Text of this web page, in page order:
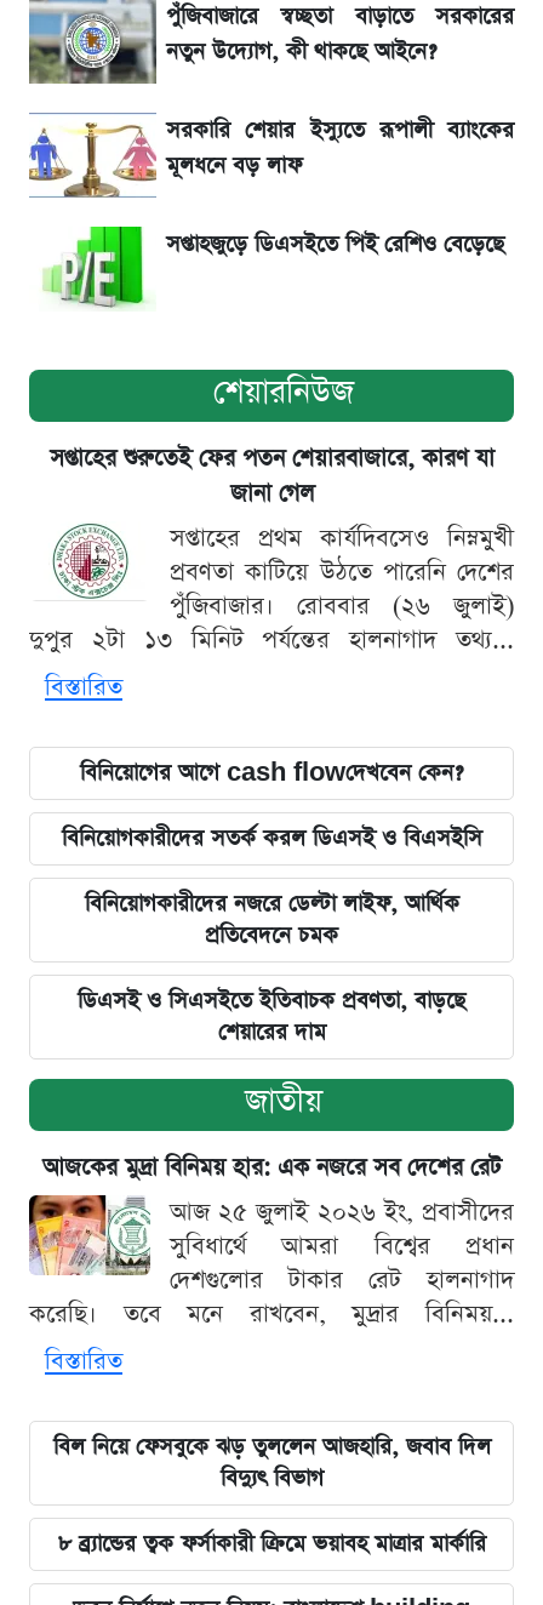
Diego Simeone নতুন চ্যালেঞ্জ প্রস্তুতিতে
অ্যাটলেটিকো
বিনিয়োগের আগে cash flowদেখবেন কেন?
পুঁজিবাজারে স্বচ্ছতা বাড়াতে সরকারের
নতুন উদ্যোগ, কী থাকছে আইনে?
সরকারি শেয়ার ইস্যুতে রূপালী ব্যাংকের
মূলধনে বড় লাফ
সপ্তাহজুড়ে ডিএসইতে পিই রেশিও বেড়েছে
শেয়ারনিউজ
সপ্তাহের শুরুতেই ফের পতন শেয়ারবাজারে, কারণ যা
জানা গেল
সপ্তাহের প্রথম কার্যদিবসেও নিম্নমুখী
প্রবণতা কাটিয়ে উঠতে পারেনি দেশের
পুঁজিবাজার। রোববার (২৬ জুলাই)
দুপুর ২টা ১৩ মিনিট পর্যন্তের হালনাগাদ তথ্য...
বিস্তারিত
বিনিয়োগের আগে cash flowদেখবেন কেন?
বিনিয়োগকারীদের সতর্ক করল ডিএসই ও বিএসইসি
বিনিয়োগকারীদের নজরে ডেল্টা লাইফ, আর্থিক
প্রতিবেদনে চমক
ডিএসই ও সিএসইতে ইতিবাচক প্রবণতা, বাড়ছে
শেয়ারের দাম
জাতীয়
আজকের মুদ্রা বিনিময় হার: এক নজরে সব দেশের রেট
আজ ২৫ জুলাই ২০২৬ ইং, প্রবাসীদের
সুবিধার্থে আমরা বিশ্বের প্রধান
দেশগুলোর টাকার রেট হালনাগাদ
করেছি। তবে মনে রাখবেন, মুদ্রার বিনিময়...
বিস্তারিত
বিল নিয়ে ফেসবুকে ঝড় তুললেন আজহারি, জবাব দিল
বিদ্যুৎ বিভাগ
৮ ব্র্যান্ডের ত্বক ফর্সাকারী ক্রিমে ভয়াবহ মাত্রার মার্কারি